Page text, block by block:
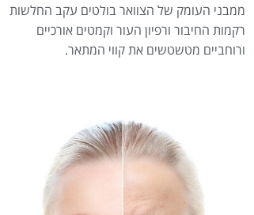
ממבני העומק של הצוואר בולטים עקב החלשות
רקמות החיבור ורפיון העור וקמטים אורכיים
ורוחביים מטשטשים את קווי המתאר.